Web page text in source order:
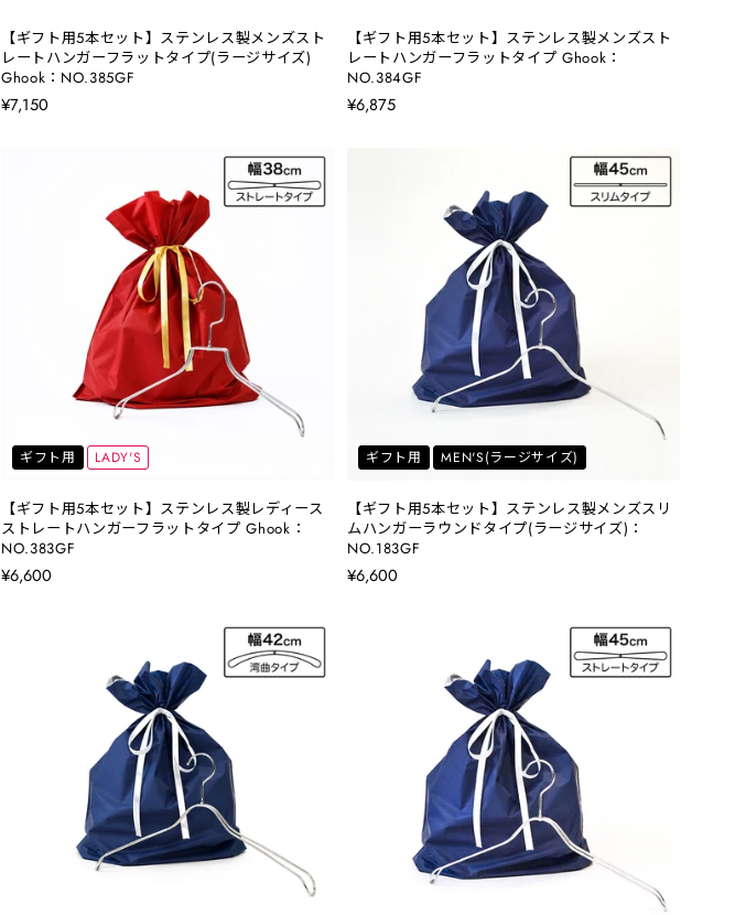
【ギフト用5本セット】ステンレス製メンズスト
レートハンガーフラットタイプ(ラージサイズ)
Ghook：NO.385GF
¥7,150
【ギフト用5本セット】ステンレス製メンズスト
レートハンガーフラットタイプ Ghook：
NO.384GF
¥6,875
ギフト用 LADY'S
【ギフト用5本セット】ステンレス製レディース
ストレートハンガーフラットタイプ Ghook：
NO.383GF
¥6,600
ギフト用 MEN'S(ラージサイズ)
【ギフト用5本セット】ステンレス製メンズスリ
ムハンガーラウンドタイプ(ラージサイズ)：
NO.183GF
¥6,600